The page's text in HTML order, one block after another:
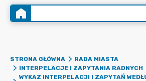
STRONA GŁÓWNA
RADA MIASTA
INTERPELACJE I ZAPYTANIA RADNYCH
WYKAZ INTERPELACJI I ZAPYTAŃ